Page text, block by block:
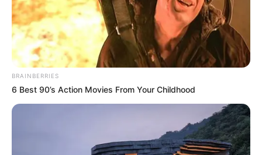
BRAINBERRIES
6 Best 90’s Action Movies From Your Childhood